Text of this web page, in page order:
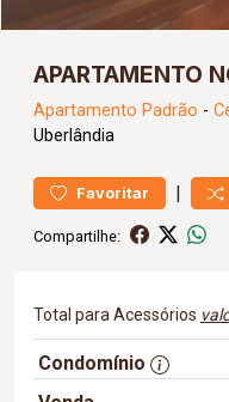
APARTAMENTO
Apartamento Padrão -
Uberlândia
Favoritar |
Compartilhe:
Total para Acessórios
Condomínio